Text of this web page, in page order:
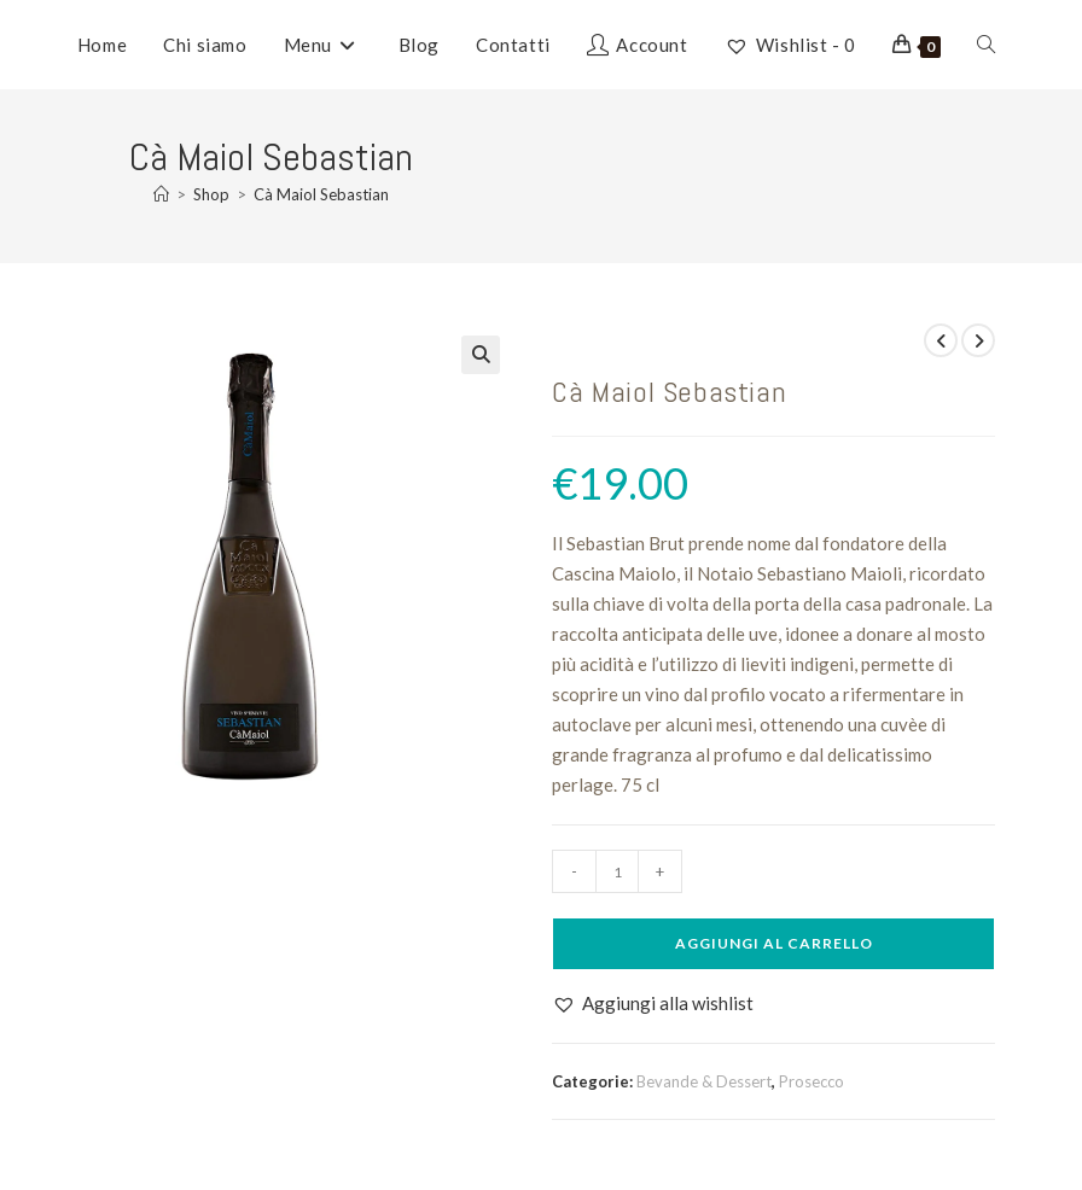
Home Chi siamo Menu Blog Contatti Account Wishlist - 0 0 Attiva/
Cà Maiol Sebastian
> Shop > Cà Maiol Sebastian
Cà Maiol Sebastian
€19.00
Il Sebastian Brut prende nome dal fondatore della
Cascina Maiolo, il Notaio Sebastiano Maioli, ricordato
sulla chiave di volta della porta della casa padronale. La
raccolta anticipata delle uve, idonee a donare al mosto
più acidità e l’utilizzo di lieviti indigeni, permette di
scoprire un vino dal profilo vocato a rifermentare in
autoclave per alcuni mesi, ottenendo una cuvèe di
grande fragranza al profumo e dal delicatissimo
perlage. 75 cl
Maiol
Sebastian
- +
AGGIUNGI AL CARRELLO
Aggiungi alla wishlist
Categorie: Bevande & Dessert, Prosecco